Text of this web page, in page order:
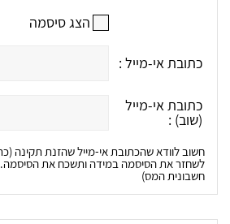
הצג סיסמה
כתובת אי-מייל :
כתובת אי-מייל
(שוב) :
חשוב לוודא שהכתובת אי-מייל שהזנת תקינה
לשחזר את הסיסמה במידה ותשכח את
חשבונית המס)